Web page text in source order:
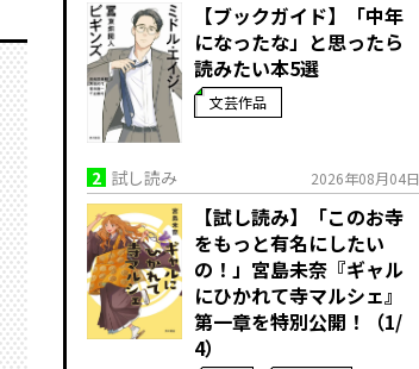
【ブックガイド】「中年
になったな」と思ったら
読みたい本5選
文芸作品
2 試し読み 2026年08月04日
【試し読み】「このお寺
をもっと有名にしたい
の！」宮島未奈『ギャル
にひかれて寺マルシェ』
第一章を特別公開！（1/
4）